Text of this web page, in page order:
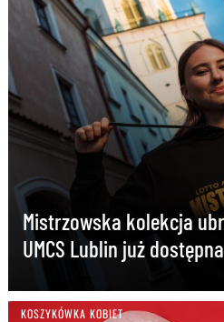
Mistrzowska kolekcja
UMCS Lublin już
KOSZYKÓWKA KOBIET